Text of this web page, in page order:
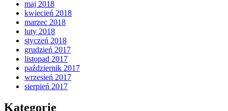
maj 2018
kwiecień 2018
marzec 2018
luty 2018
styczeń 2018
grudzień 2017
listopad 2017
październik 2017
wrzesień 2017
sierpień 2017
Kategorie